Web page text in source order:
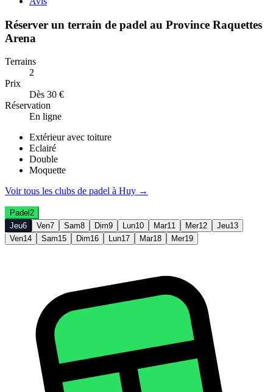
Réserver un terrain de padel au Province Raquettes
Arena
Terrains
2
Prix
Dès 30 €
Réservation
En ligne
Extérieur avec toiture
Eclairé
Double
Moquette
Voir tous les clubs de padel à Huy →
Padel 2
Jeu6 Ven7 Sam8 Dim9 Lun10 Mar11 Mer12 Jeu13
Ven14 Sam15 Dim16 Lun17 Mar18 Mer19